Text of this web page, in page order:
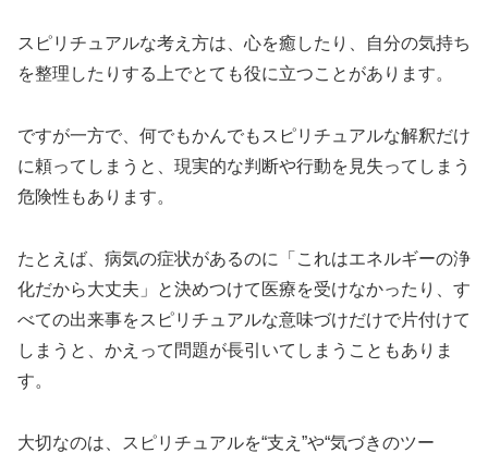
スピリチュアルな考え方は、心を癒したり、自分の気持ち
を整理したりする上でとても役に立つことがあります。
ですが一方で、何でもかんでもスピリチュアルな解釈だけ
に頼ってしまうと、現実的な判断や行動を見失ってしまう
危険性もあります。
たとえば、病気の症状があるのに「これはエネルギーの浄
化だから大丈夫」と決めつけて医療を受けなかったり、す
べての出来事をスピリチュアルな意味づけだけで片付けて
しまうと、かえって問題が長引いてしまうこともありま
す。
大切なのは、スピリチュアルを“支え”や“気づきのツー